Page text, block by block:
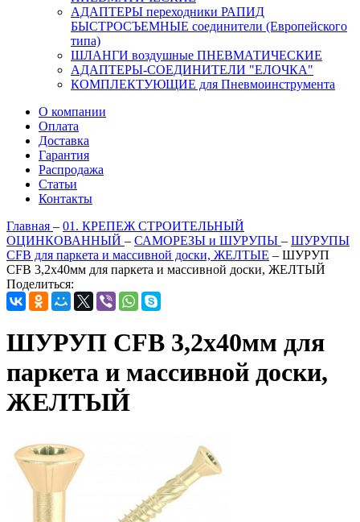
АДАПТЕРЫ переходники РАПИД
БЫСТРОСЪЕМНЫЕ соединители (Европейского
типа)
ШЛАНГИ воздушные ПНЕВМАТИЧЕСКИЕ
АДАПТЕРЫ-СОЕДИНИТЕЛИ "ЕЛОЧКА"
КОМПЛЕКТУЮЩИЕ для Пневмоинструмента
О компании
Оплата
Доставка
Гарантия
Распродажа
Статьи
Контакты
Главная – 01. КРЕПЕЖ СТРОИТЕЛЬНЫЙ
ОЦИНКОВАННЫЙ – САМОРЕЗЫ и ШУРУПЫ – ШУРУПЫ
CFB для паркета и массивной доски, ЖЕЛТЫЕ – ШУРУП
CFB 3,2х40мм для паркета и массивной доски, ЖЕЛТЫЙ
Поделиться:
ШУРУП CFB 3,2х40мм для
паркета и массивной доски,
ЖЕЛТЫЙ